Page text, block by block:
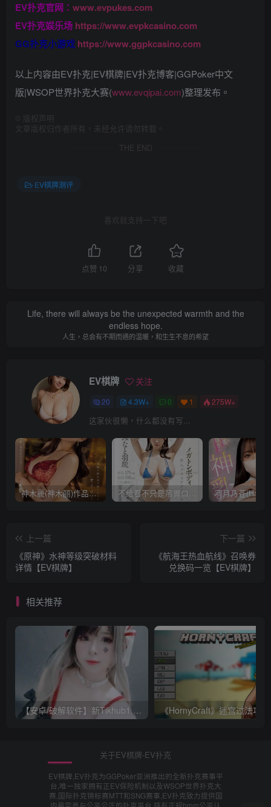
EV扑克官网： www.evpukes.com
EV扑克娱乐场 https://www.evpkcasino.com
GG扑克小游戏 https://www.ggpkcasino.com
以上内容由EV扑克|EV棋牌|EV扑克博客|GGPoker中文
版|WSOP世界扑克大赛(www.evqipai.com)整理发布。
版权声明
文章版权归作者所有，未经允许请勿转载。
THE END
EV棋牌测评
喜欢就支持一下吧
点赞 10 分享 收藏
Life, there will always be the unexpected warmth and the
endless hope.
人生，总会有不期而遇的温暖，和生生不息的希望
EV棋牌 关注
20 4.3W+ 0 1 275W+
这家伙很懒，什么都没有写...
神木麗(神木丽)作品STARS-804发布！出道一周年，华丽布拉甲闪亮动人！【EV棋牌】 不给看不只是吊胃口！K奶的みなと羽琉(凑羽琉)原来是无码妹「水原圣子」？【EV棋牌】
上一篇
《原神》水神等级突破材料
详情【EV棋牌】
下一篇
《航海王热血航线》召唤券
兑换码一览【EV棋牌】
相关推荐
【安卓/破解软件】新Tikhub1.13 解锁付费限制，超级会员破解版【EV棋牌】
关于EV棋牌-EV扑克
EV棋牌,EV扑克为GGPoker亚洲推出的全新扑克赛事平
台,唯一独家拥有正EV保险机制以及WSOP世界扑克大
赛,国际扑克锦标赛MTT和SNG赛事,EV扑克致力提供国